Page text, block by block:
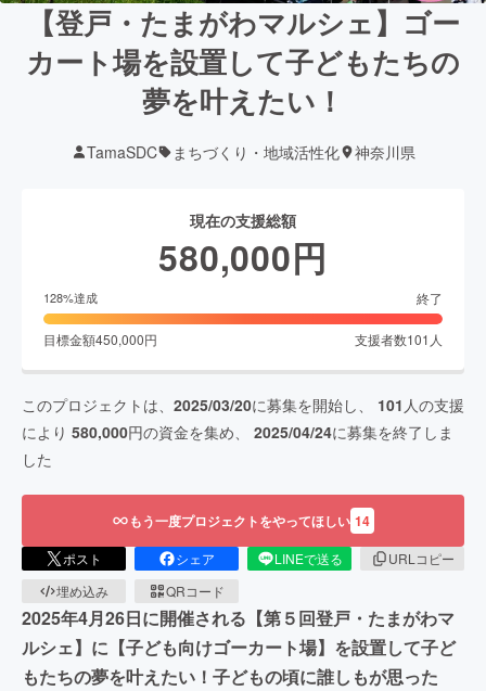
【登戸・たまがわマルシェ】ゴー
カート場を設置して子どもたちの
夢を叶えたい！
TamaSDC まちづくり・地域活性化 神奈川県
現在の支援総額
580,000円
128%達成 終了
目標金額450,000円 支援者数101 人
このプロジェクトは、 2025/03/20に募集を開始し、 101 人の支援
により 580,000円の資金を集め、 2025/04/24に募集を終了しま
した
もう一度プロジェクトをやってほしい 14
ポスト シェア LINEで送る
URLコピー
埋め込み
QRコード
2025年4月26日に開催される【第５回登戸・たまがわマ
ルシェ】に【子ども向けゴーカート場】を設置して子ど
もたちの夢を叶えたい！子どもの頃に誰しもが思った